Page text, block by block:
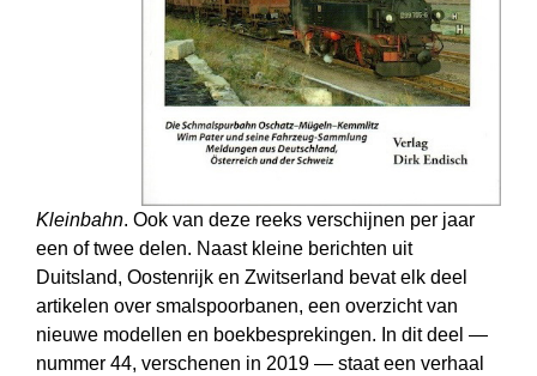
Kleinbahn. Ook van deze reeks verschijnen per jaar
een of twee delen. Naast kleine berichten uit
Duitsland, Oostenrijk en Zwitserland bevat elk deel
artikelen over smalspoorbanen, een overzicht van
nieuwe modellen en boek­besprekingen. In dit deel —
nummer 44, verschenen in 2019 — staat een verhaal